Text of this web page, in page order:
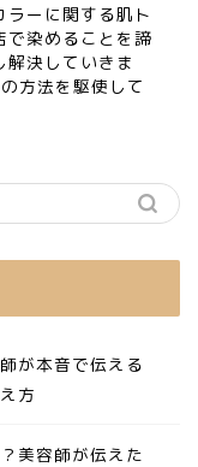
ーに関する肌ト
で染めることを諦
決していきま
方法を駆使して
が本音で伝える
方
美容師が伝えた